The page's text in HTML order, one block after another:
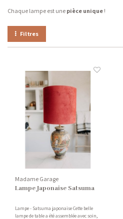
Chaque lampe est une pièce unique !
Filtres
Madame Garage
Lampe Japonaise Satsuma
Lampe - Satsuma japonaise Cette belle
lampe de table a été assemblée avec soin,